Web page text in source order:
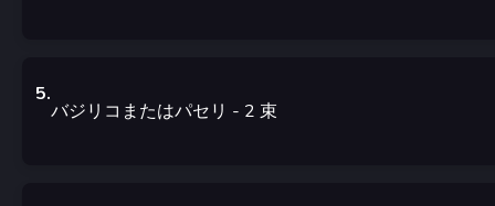
5.
バジリコまたはパセリ - 2 束